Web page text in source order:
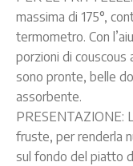
massima di 175°,
termometro. Con
porzioni di couscous
sono pronte, belle
assorbente.
PRESENTAZIONE:
fruste, per renderla
sul fondo del piatto